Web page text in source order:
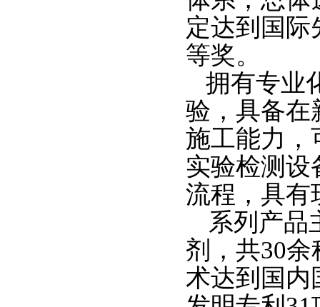
定达到国际
等奖。
拥有专业
验，具备在
施工能力，
实验检测设
流程，具有
系列产品
剂，共30
术达到国内